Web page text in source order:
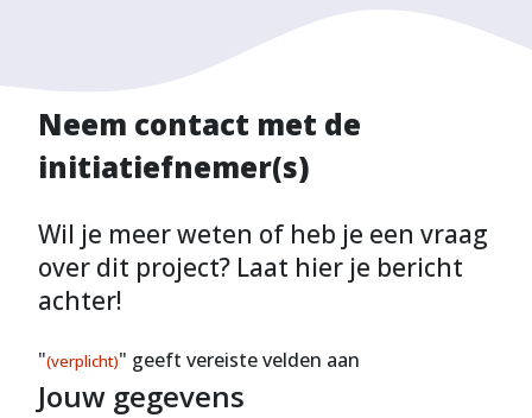
Neem contact met de
initiatiefnemer(s)
Wil je meer weten of heb je een vraag
over dit project? Laat hier je bericht
achter!
"(verplicht)" geeft vereiste velden aan
Jouw gegevens